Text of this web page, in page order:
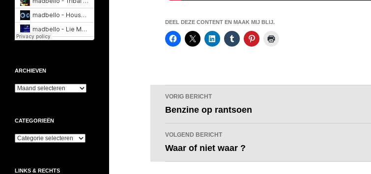
DEEL DEZE CONTENT EN MAAK MIJ BLIJ.
Bericht
navigatie
VORIG BERICHT
Benzine op rantsoen
VOLGEND BERICHT
Waar of niet waar ?
ARCHIEVEN
Archieven
CATEGORIEËN
Categorieën
LINKS & RECHTS